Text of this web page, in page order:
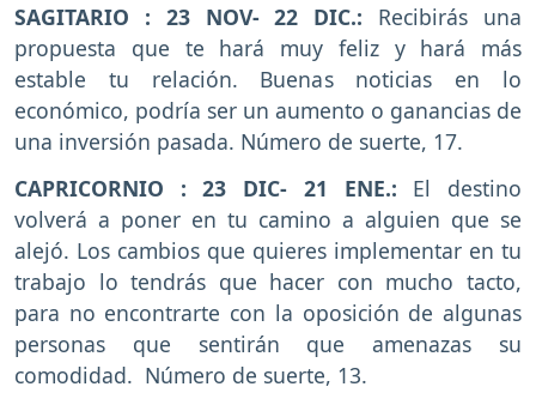
SAGITARIO : 23 NOV- 22 DIC.: Recibirás una
propuesta que te hará muy feliz y hará más
estable tu relación. Buenas noticias en lo
económico, podría ser un aumento o ganancias de
una inversión pasada. Número de suerte, 17.
CAPRICORNIO : 23 DIC- 21 ENE.: El destino
volverá a poner en tu camino a alguien que se
alejó. Los cambios que quieres implementar en tu
trabajo lo tendrás que hacer con mucho tacto,
para no encontrarte con la oposición de algunas
personas que sentirán que amenazas su
comodidad. Número de suerte, 13.